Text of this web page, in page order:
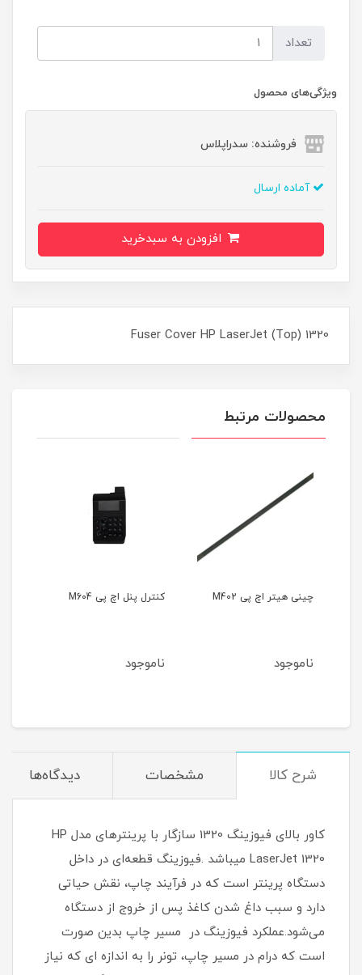
تعداد
ویژگی‌های محصول
فروشنده: سدراپلاس
آماده ارسال
Fuser Cover HP LaserJet (Top) 1320
محصولات مرتبط
چینی هیتر اچ پی M402
ناموجود
کنترل پنل اچ پی M604
ناموجود
شرح کالا مشخصات دیدگاه‌ها
کاور بالای فیوزینگ 1320 سازگار با پرینترهای مدل HP
LaserJet 1320 میباشد .فیوزینگ قطعه‌‌ای در داخل
دستگاه پرینتر است که در فرآیند چاپ، نقش حیاتی
دارد و سبب داغ شدن کاغذ پس از خروج از دستگاه
می‌‌شود.عملکرد فیوزینگ در مسیر چاپ بدین صورت
است که درام در مسیر چاپ، تونر را به اندازه ای که نیاز